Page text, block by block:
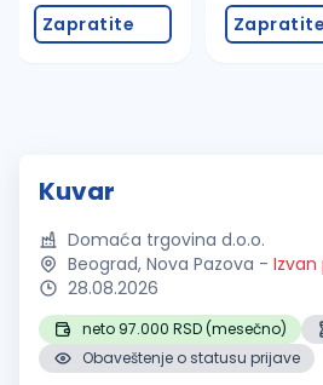
Zapratite Zapratite
Kuvar
Domaća trgovina d.o.o.
Beograd, Nova Pazova - Izvan
28.08.2026
neto 97.000 RSD (mesečno)
Obaveštenje o statusu prijave